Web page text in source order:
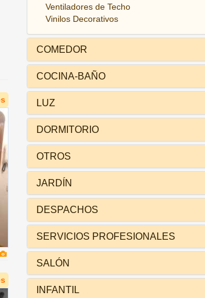
Ventiladores de Techo
Vinilos Decorativos
COMEDOR
COCINA-BAÑO
LUZ
DORMITORIO
OTROS
JARDÍN
DESPACHOS
SERVICIOS PROFESIONALES
SALÓN
INFANTIL